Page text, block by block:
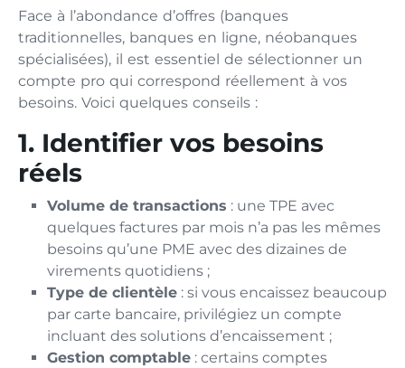
Face à l’abondance d’offres (banques
traditionnelles, banques en ligne, néobanques
spécialisées), il est essentiel de sélectionner un
compte pro qui correspond réellement à vos
besoins. Voici quelques conseils :
1. Identifier vos besoins
réels
Volume de transactions : une TPE avec
quelques factures par mois n’a pas les mêmes
besoins qu’une PME avec des dizaines de
virements quotidiens ;
Type de clientèle : si vous encaissez beaucoup
par carte bancaire, privilégiez un compte
incluant des solutions d’encaissement ;
Gestion comptable : certains comptes